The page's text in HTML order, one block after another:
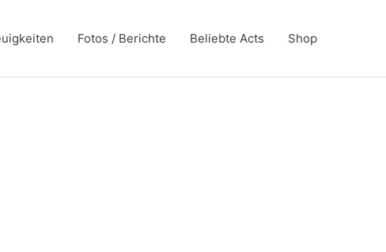
Fotos / Berichte Beliebte Acts Shop